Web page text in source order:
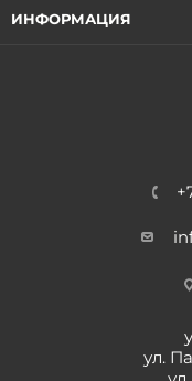
ИНФОРМАЦИЯ
ул.